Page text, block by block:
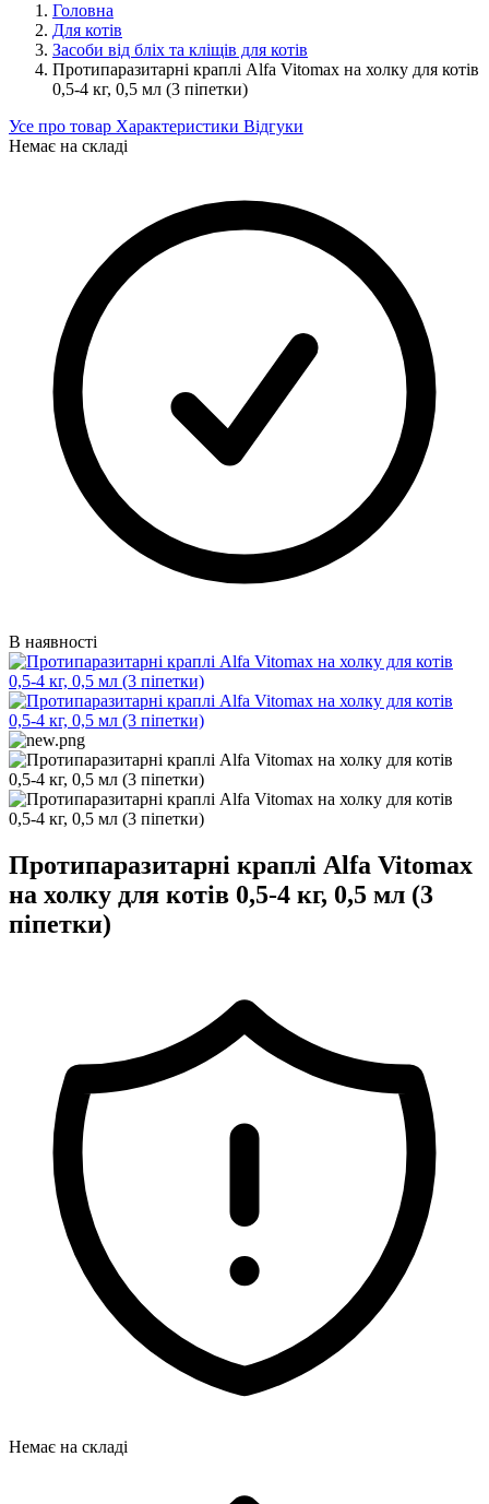
Головна
Для котів
Засоби від бліх та кліщів для котів
Протипаразитарні краплі Alfa Vitomax на холку для котів
0,5-4 кг, 0,5 мл (3 піпетки)
Усе про товар Характеристики Відгуки
Немає на складі
В наявності
Протипаразитарні краплі Alfa Vitomax
на холку для котів 0,5-4 кг, 0,5 мл (3
піпетки)
Немає на складі